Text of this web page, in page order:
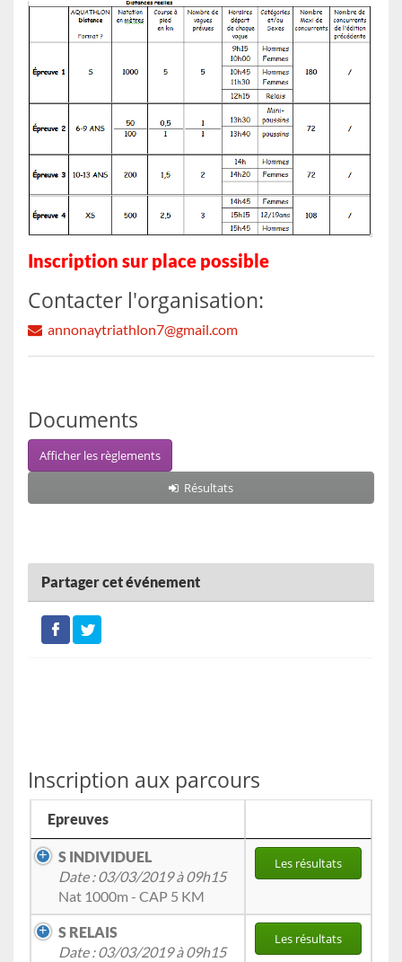
Inscription sur place possible
Contacter l'organisation:
annonaytriathlon7@gmail.com
Documents
Afficher les règlements
Résultats
Partager cet événement
Inscription aux parcours
Epreuves
S INDIVIDUEL
Date : 03/03/2019 à 09h15
Nat 1000m - CAP 5 KM
Les résultats
S RELAIS
Date : 03/03/2019 à 09h15
Les résultats